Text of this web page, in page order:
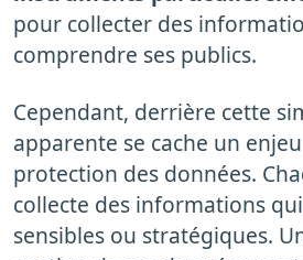
pour collecter des
comprendre ses publics.
Cependant, derrière cette
apparente se cache un
protection des données.
collecte des informations
sensibles ou stratégiques.